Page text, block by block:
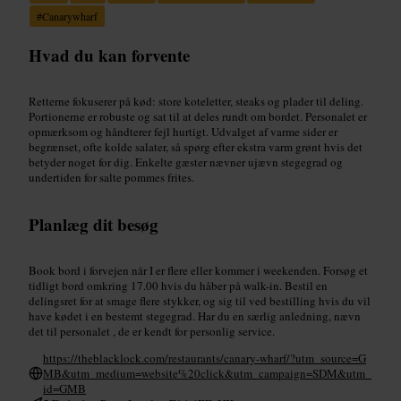
#Canarywharf
Hvad du kan forvente
Retterne fokuserer på kød: store koteletter, steaks og plader til deling.
Portionerne er robuste og sat til at deles rundt om bordet. Personalet er
opmærksom og håndterer fejl hurtigt. Udvalget af varme sider er
begrænset, ofte kolde salater, så spørg efter ekstra varm grønt hvis det
betyder noget for dig. Enkelte gæster nævner ujævn stegegrad og
undertiden for salte pommes frites.
Planlæg dit besøg
Book bord i forvejen når I er flere eller kommer i weekenden. Forsøg et
tidligt bord omkring 17.00 hvis du håber på walk-in. Bestil en
delingsret for at smage flere stykker, og sig til ved bestilling hvis du vil
have kødet i en bestemt stegegrad. Har du en særlig anledning, nævn
det til personalet , de er kendt for personlig service.
https://theblacklock.com/restaurants/canary-wharf/?utm_source=G
MB&utm_medium=website%20click&utm_campaign=SDM&utm_
id=GMB